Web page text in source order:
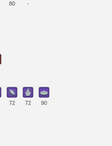
80 -
72 72 90